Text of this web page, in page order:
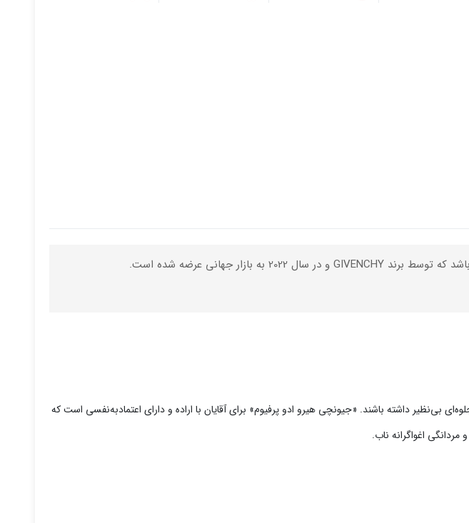
بی‌نظیر داشته باشند. «جیونچی هیرو ادو پرفيوم» برای آقایان با اراده و دارای اعتمادبه‌نفسی است که
اغواگرانه ناب.